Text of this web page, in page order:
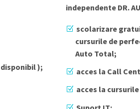
);
independente DR.
scolarizare
cursurile de
Auto Total;
acces la Call
acces la